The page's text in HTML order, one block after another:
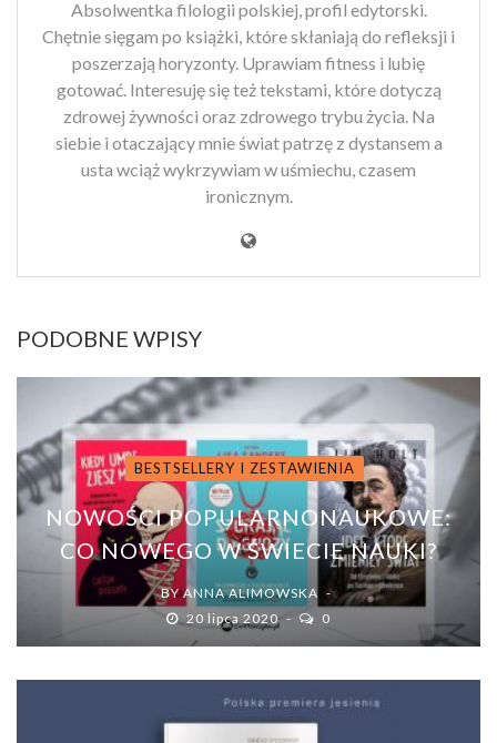
Absolwentka filologii polskiej, profil edytorski.
Chętnie sięgam po książki, które skłaniają do refleksji i
poszerzają horyzonty. Uprawiam fitness i lubię
gotować. Interesuję się też tekstami, które dotyczą
zdrowej żywności oraz zdrowego trybu życia. Na
siebie i otaczający mnie świat patrzę z dystansem a
usta wciąż wykrzywiam w uśmiechu, czasem
ironicznym.
PODOBNE WPISY
BESTSELLERY I ZESTAWIENIA
NOWOŚCI POPULARNONAUKOWE:
CO NOWEGO W ŚWIECIE NAUKI?
BYANNA ALIMOWSKA
20 lipca 2020
0